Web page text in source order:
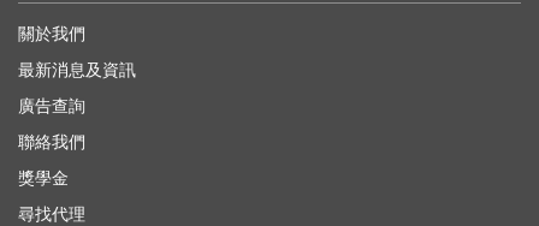
關於我們
最新消息及資訊
廣告查詢
聯絡我們
獎學金
尋找代理